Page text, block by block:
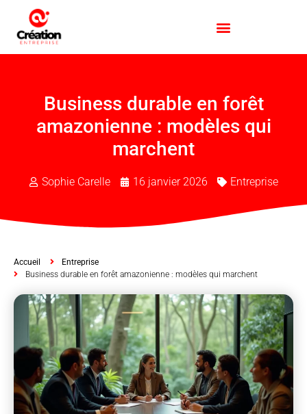
Business durable en forêt
amazonienne : modèles qui
marchent
Sophie Carelle 16 janvier 2026 Entreprise
Accueil
Entreprise
Business durable en forêt amazonienne : modèles qui marchent